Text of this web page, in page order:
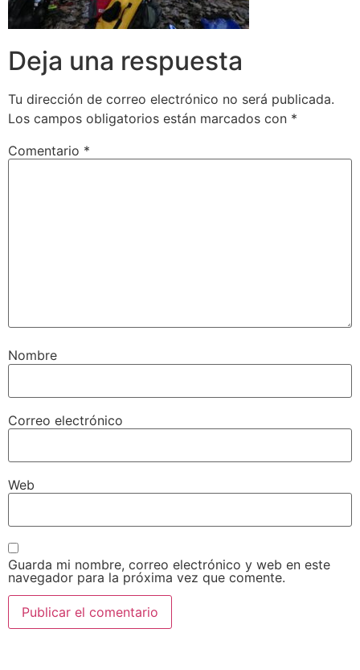
Deja una respuesta
Tu dirección de correo electrónico no será publicada.
Los campos obligatorios están marcados con *
Comentario *
Nombre
Correo electrónico
Web
Guarda mi nombre, correo electrónico y web en este
navegador para la próxima vez que comente.